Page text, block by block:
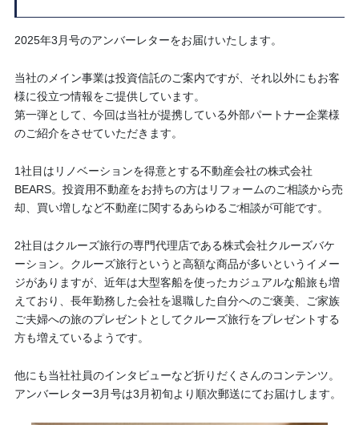
2025年3月号のアンバーレターをお届けいたします。
当社のメイン事業は投資信託のご案内ですが、それ以外にもお客
様に役立つ情報をご提供しています。
第一弾として、今回は当社が提携している外部パートナー企業様
のご紹介をさせていただきます。
1社目はリノベーションを得意とする不動産会社の株式会社
BEARS。投資用不動産をお持ちの方はリフォームのご相談から売
却、買い増しなど不動産に関するあらゆるご相談が可能です。
2社目はクルーズ旅行の専門代理店である株式会社クルーズバケ
ーション。クルーズ旅行というと高額な商品が多いというイメー
ジがありますが、近年は大型客船を使ったカジュアルな船旅も増
えており、長年勤務した会社を退職した自分へのご褒美、ご家族
ご夫婦への旅のプレゼントとしてクルーズ旅行をプレゼントする
方も増えているようです。
他にも当社社員のインタビューなど折りだくさんのコンテンツ。
アンバーレター3月号は3月初旬より順次郵送にてお届けします。